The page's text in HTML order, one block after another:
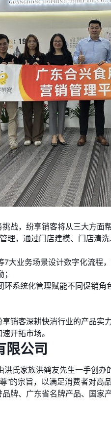
战，纷享销客将从三大方面
理，通过门店建模、门店清
7大业务场景设计数字化流程
环系统化管理赋能不同促销
销客深耕快消行业的产品
开拓市场。
限公司
氏家族洪鹤友先生一手创
”的宗旨，以满足消费者对
牌、广东省名牌产品、国家